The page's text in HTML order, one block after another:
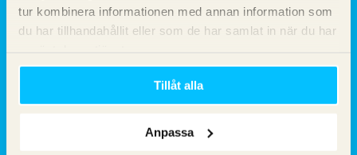
tur kombinera informationen med annan information som
du har tillhandahållit eller som de har samlat in när du har
Tillåt alla
Anpassa
Kombinationen av SEO och SEM fortsätter generera
fantastiska resultat och tre år i rad har Däck365 utnämnts till
årets nätbutik av prisjämförelsesajten Prisjakt. Samarbetet
fortsätter med långsiktighet och lönsamhet som ledord.